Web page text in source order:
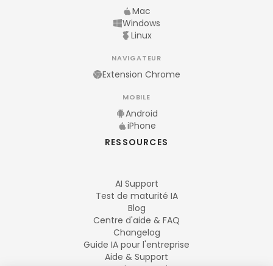
Mac
Windows
Linux
NAVIGATEUR
Extension Chrome
MOBILE
Android
iPhone
RESSOURCES
AI Support
Test de maturité IA
Blog
Centre d'aide & FAQ
Changelog
Guide IA pour l'entreprise
Aide & Support